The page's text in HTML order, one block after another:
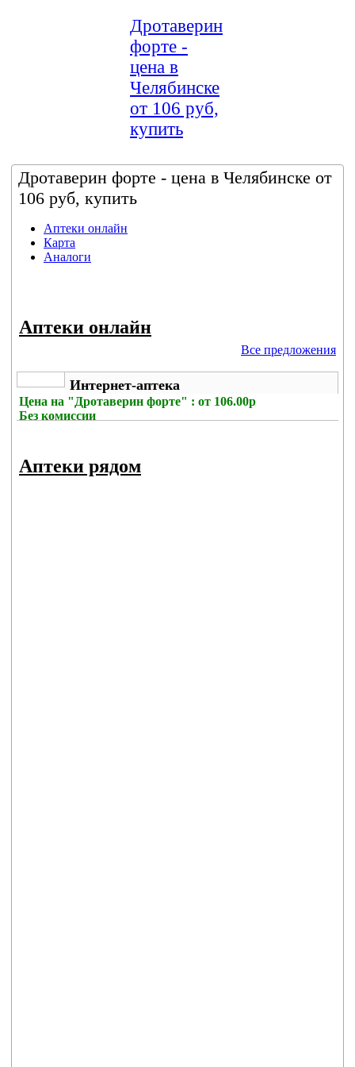
Дротаверин
форте -
цена в
Челябинске
от 106 руб,
купить
Дротаверин форте - цена в Челябинске от
106 руб, купить
Аптеки онлайн
Карта
Аналоги
Аптеки онлайн
Все предложения
Интернет-аптека
Цена на "Дротаверин форте" : от 106.00р
Без комиссии
Аптеки рядом